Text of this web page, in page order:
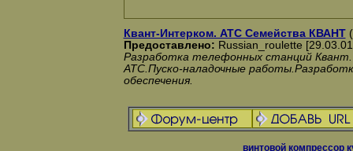
Квант-Интерком. АТС Семейства КВАНТ
Предоставлено: Russian_roulette
Разработка телефонных станций
АТС.Пуско-наладочные
обеспечения.
винтовой компрессор